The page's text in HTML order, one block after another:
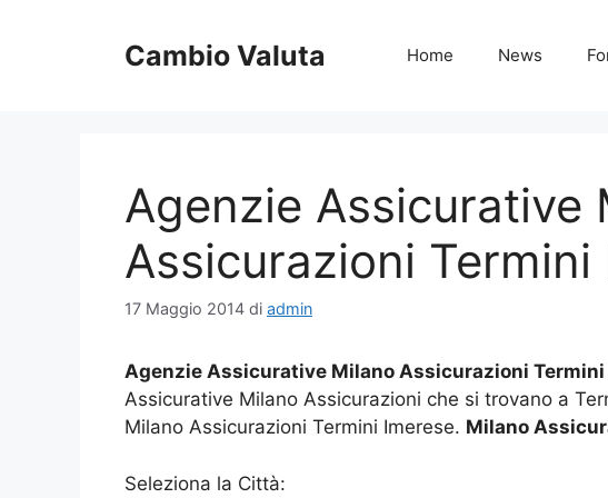
Cambio Valuta Home News
Agenzie Assicurative
Assicurazioni Termini
17 Maggio 2014 di admin
Agenzie Assicurative Milano Assicurazioni Termini
Assicurative Milano Assicurazioni che si trovano a
Milano Assicurazioni Termini Imerese. Milano
Seleziona la Città: